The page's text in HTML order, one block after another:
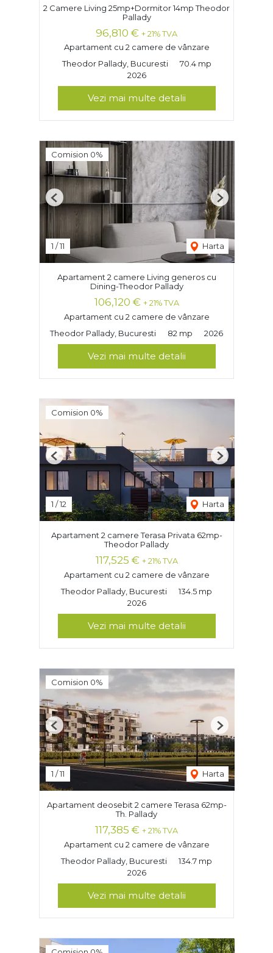
2 Camere Living 25mp+Dormitor 14mp Theodor
Pallady
96,810 € + 21% TVA
Apartament cu 2 camere de vânzare
Theodor Pallady, Bucuresti
70.4 mp
2026
Vezi mai multe detalii
Comision 0%
1 /11 Harta
Previous Next
Apartament 2 camere Living generos cu
Dining-Theodor Pallady
106,120 € + 21% TVA
Apartament cu 2 camere de vânzare
Theodor Pallady, Bucuresti
82 mp 2026
Vezi mai multe detalii
Comision 0%
1 /12 Harta
Previous Next
Apartament 2 camere Terasa Privata 62mp-
Theodor Pallady
117,525 € + 21% TVA
Apartament cu 2 camere de vânzare
Theodor Pallady, Bucuresti
134.5 mp
2026
Vezi mai multe detalii
Comision 0%
1 /11 Harta
Previous Next
Apartament deosebit 2 camere Terasa 62mp-
Th. Pallady
117,385 € + 21% TVA
Apartament cu 2 camere de vânzare
Theodor Pallady, Bucuresti
134.7 mp
2026
Vezi mai multe detalii